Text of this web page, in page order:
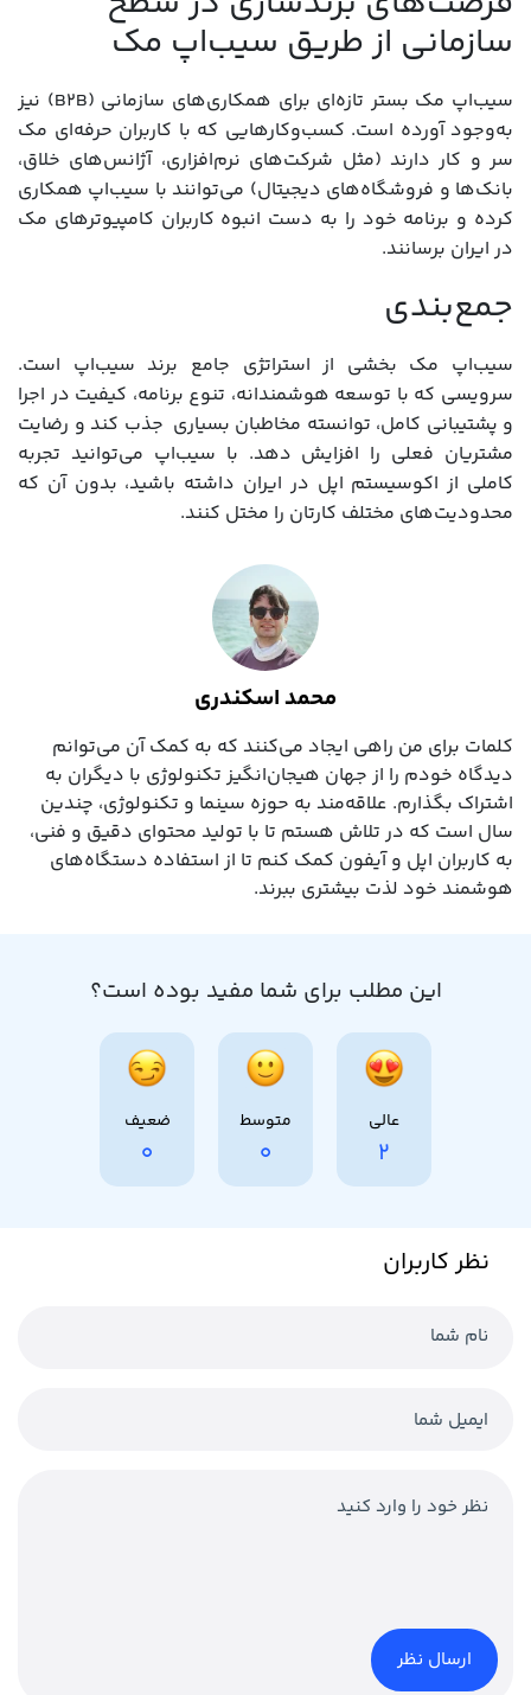
سازمانی از طریق سیب‌اپ مک
سیب‌‌اپ مک بستر تازه‌ای برای همکاری‌های سازمانی (B2B) نیز
به‌وجود آورده است. کسب‌وکارهایی که با کاربران حرفه‌ای مک
سر و کار دارند (مثل شرکت‌های نرم‌افزاری، آژانس‌های خلاق،
بانک‌ها و فروشگاه‌های دیجیتال) می‌توانند با سیب‌‌اپ همکاری
کرده و برنامه خود را به دست انبوه کاربران کامپیوترهای مک
در ایران برسانند.
جمع‌بندی
سیب‌‌اپ مک بخشی از استراتژی جامع برند سیب‌‌اپ است.
سرویسی که با توسعه هوشمندانه، تنوع برنامه، کیفیت در اجرا
و پشتیبانی کامل، توانسته مخاطبان بسیاری جذب کند و رضایت
مشتریان فعلی را افزایش دهد. با سیب‌‌اپ می‌توانید تجربه
کاملی از اکوسیستم اپل در ایران داشته باشید، بدون آن که
محدودیت‌های مختلف کارتان را مختل کنند.
محمد اسکندری
کلمات برای من راهی ایجاد می‌کنند که به کمک آن می‌توانم
دیدگاه خودم را از جهان هیجان‌انگیز تکنولوژی با دیگران به
اشتراک بگذارم. علاقه‌مند به حوزه سینما و تکنولوژی، چندین
سال است که در تلاش هستم تا با تولید محتوای دقیق و فنی،
به کاربران اپل و آیفون کمک کنم تا از استفاده دستگاه‌های
هوشمند خود لذت بیشتری ببرند.
این مطلب برای شما مفید بوده است؟
عالی
2
متوسط
0
ضعیف
0
نظر کاربران